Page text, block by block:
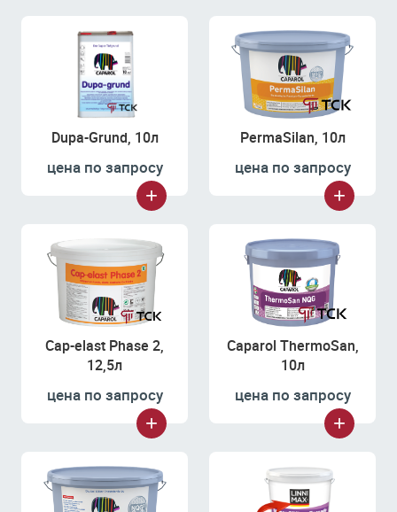
Dupa-Grund, 10л
цена по запросу
PermaSilan, 10л
цена по запросу
Cap-elast Phase 2,
12,5л
цена по запросу
Caparol ThermoSan,
10л
цена по запросу